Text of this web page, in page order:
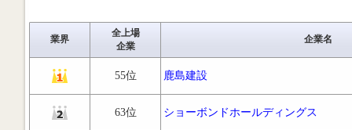
業界
全上場
企業
企業名
55位 鹿島建設
63位 ショーボンドホールディングス